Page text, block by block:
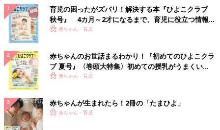
育児の困ったがズバリ！解決する本『ひよこクラブ
秋号』 4カ月～2才になるまで、育児に役立つ情報が
いっぱい！
赤ちゃん・育児
赤ちゃんのお世話まるわかり！『初めてのひよこクラ
ブ 夏号』〈巻頭大特集〉初めての授乳がうまくい
く！ おっぱい・ミルクの基本と夏のトラブル 解決テ
赤ちゃん・育児
赤ちゃんが生まれたら！2冊の「たまひよ」
赤ちゃん・育児